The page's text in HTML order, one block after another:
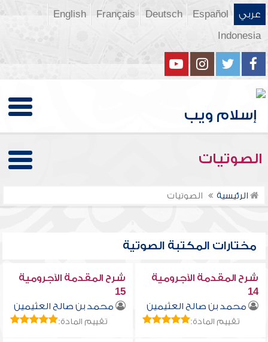
عربي Español
Deutsch
Français
English
Indonesia
الصوتيات
الرئيسية الصوتيات
مختارات المكتبة الصوتية
شرح المقدمة الآجرومية
14
محمد بن صالح العثيمين
تقييم المادة:
شرح المقدمة الآجرومية
15
محمد بن صالح العثيمين
تقييم المادة: